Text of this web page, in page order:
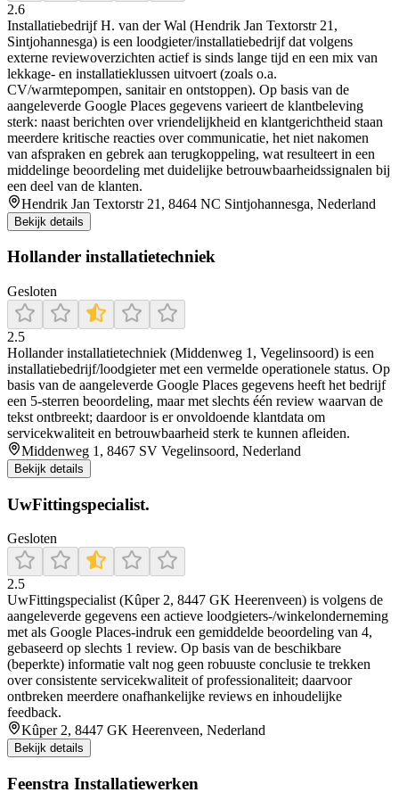
2.6
Installatiebedrijf H. van der Wal (Hendrik Jan Textorstr 21,
Sintjohannesga) is een loodgieter/installatiebedrijf dat volgens
externe reviewoverzichten actief is sinds lange tijd en een mix van
lekkage- en installatieklussen uitvoert (zoals o.a.
CV/warmtepompen, sanitair en ontstoppen). Op basis van de
aangeleverde Google Places gegevens varieert de klantbeleving
sterk: naast berichten over vriendelijkheid en klantgerichtheid staan
meerdere kritische reacties over communicatie, het niet nakomen
van afspraken en gebrek aan terugkoppeling, wat resulteert in een
middelinge beoordeling met duidelijke betrouwbaarheidssignalen bij
een deel van de klanten.
Hendrik Jan Textorstr 21, 8464 NC Sintjohannesga, Nederland
Bekijk details
Hollander installatietechniek
Gesloten
2.5
Hollander installatietechniek (Middenweg 1, Vegelinsoord) is een
installatiebedrijf/loodgieter met een vermelde operationele status. Op
basis van de aangeleverde Google Places gegevens heeft het bedrijf
een 5-sterren beoordeling, maar met slechts één review waarvan de
tekst ontbreekt; daardoor is er onvoldoende klantdata om
servicekwaliteit en betrouwbaarheid sterk te kunnen afleiden.
Middenweg 1, 8467 SV Vegelinsoord, Nederland
Bekijk details
UwFittingspecialist.
Gesloten
2.5
UwFittingspecialist (Kûper 2, 8447 GK Heerenveen) is volgens de
aangeleverde gegevens een actieve loodgieters-/winkelonderneming
met als Google Places-indruk een gemiddelde beoordeling van 4,
gebaseerd op slechts 1 review. Op basis van de beschikbare
(beperkte) informatie valt nog geen robuuste conclusie te trekken
over consistente servicekwaliteit of professionaliteit; daarvoor
ontbreken meerdere onafhankelijke reviews en inhoudelijke
feedback.
Kûper 2, 8447 GK Heerenveen, Nederland
Bekijk details
Feenstra Installatiewerken